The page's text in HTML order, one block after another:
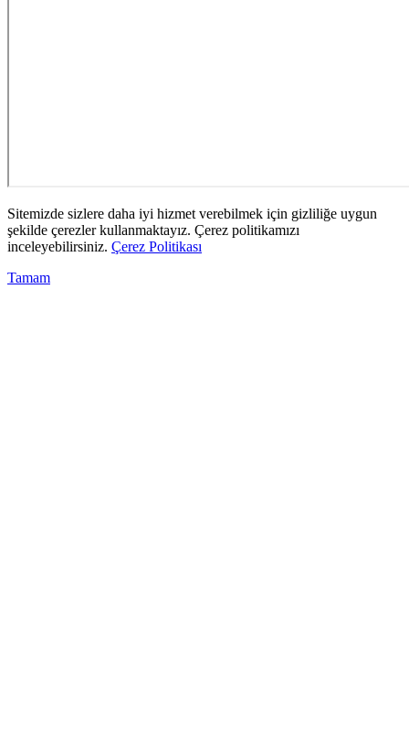
Sitemizde sizlere daha iyi hizmet verebilmek için gizliliğe uygun
şekilde çerezler kullanmaktayız. Çerez politikamızı
inceleyebilirsiniz. Çerez Politikası
Tamam